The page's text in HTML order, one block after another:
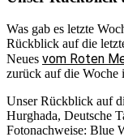
Was gab es letzte
Rückblick auf die
Neues vom Roten
zurück auf die Woche
Unser Rückblick auf
Hurghada, Deutsche
Fotonachweise: Blue